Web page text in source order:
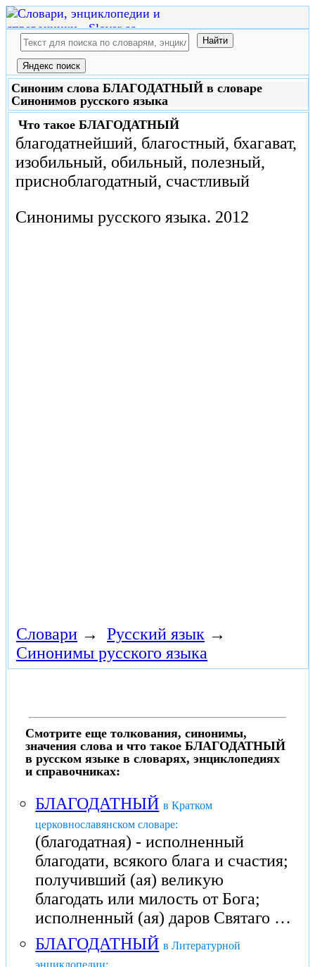
Синоним слова БЛАГОДАТНЫЙ в словаре
Синонимов русского языка
Что такое БЛАГОДАТНЫЙ
благодатнейший, благостный, бхагават,
изобильный, обильный, полезный,
присноблагодатный, счастливый
Синонимы русского языка. 2012
Словари → Русский язык →
Синонимы русского языка
Смотрите еще толкования, синонимы,
значения слова и что такое БЛАГОДАТНЫЙ
в русском языке в словарях, энциклопедиях
и справочниках:
БЛАГОДАТНЫЙ в Кратком
церковнославянском словаре:
(благодатная) - исполненный
благодати, всякого блага и счастия;
получивший (ая) великую
благодать или милость от Бога;
исполненный (ая) даров Святаго …
БЛАГОДАТНЫЙ в Литературной
энциклопедии: